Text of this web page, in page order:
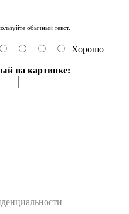
обычный текст.
Хорошо
на картинке: